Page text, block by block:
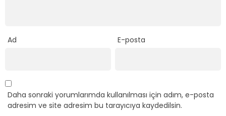
Ad E-posta
Daha sonraki yorumlarımda kullanılması için adım, e-posta
adresim ve site adresim bu tarayıcıya kaydedilsin.